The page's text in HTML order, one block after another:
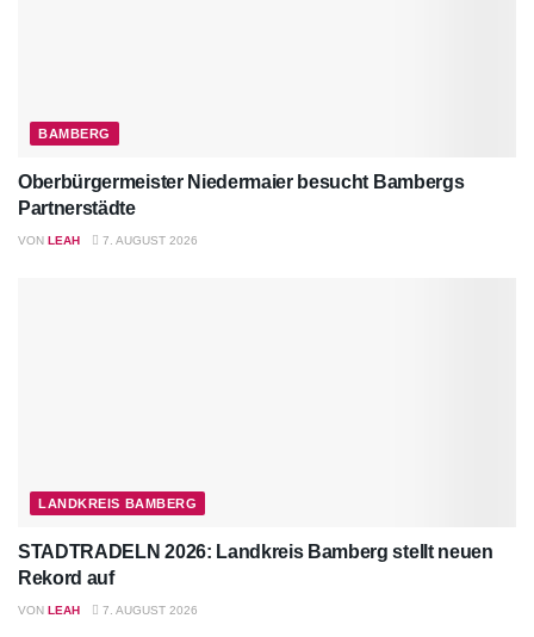
BAMBERG
Oberbürgermeister Niedermaier besucht Bambergs
Partnerstädte
VON LEAH 7. AUGUST 2026
LANDKREIS BAMBERG
STADTRADELN 2026: Landkreis Bamberg stellt neuen
Rekord auf
VON LEAH 7. AUGUST 2026